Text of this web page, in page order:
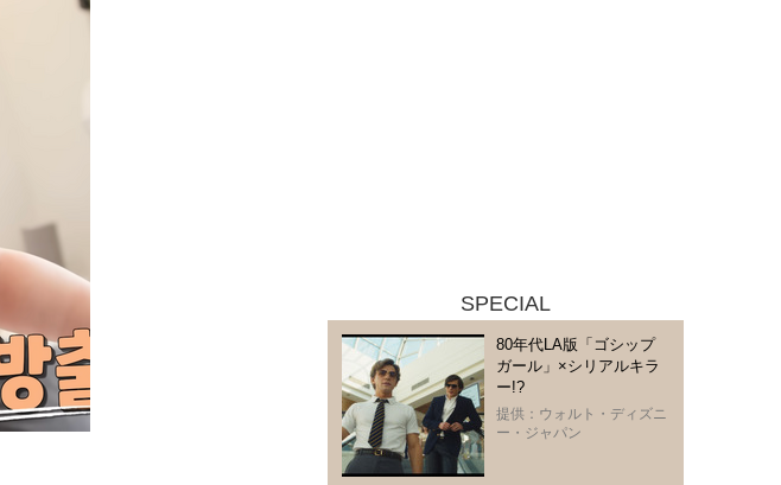
SPECIAL
80年代LA版「ゴシップ
ガール」×シリアルキラ
ー!?
提供：ウォルト・ディズニ
ー・ジャパン